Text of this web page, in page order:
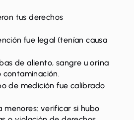
tus derechos
fue legal (tenían causa
de aliento, sangre u orina
contaminación.
de medición fue calibrado
menores: verificar si hubo